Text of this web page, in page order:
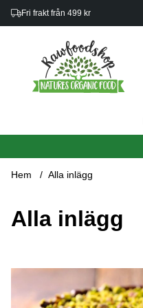
Fri frakt från 499 kr
Hem Alla inlägg
Alla inlägg